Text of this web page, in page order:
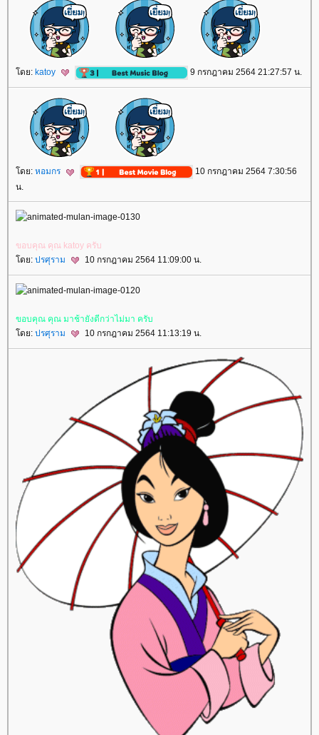
ดย: katoy 9 กรกฎาคม 2564 21:27:57 น.
ดย: หอมกร
10 กรกฎาคม 2564 7:30:56
น.
ขอบคุณ คุณ katoy ครับ
ดย: ปรศุราม 10 กรกฎาคม 2564 11:09:00 น.
ขอบคุณ คุณ มาช้ายังดีกว่าไม่มา ครับ
ดย: ปรศุราม 10 กรกฎาคม 2564 11:13:19 น.